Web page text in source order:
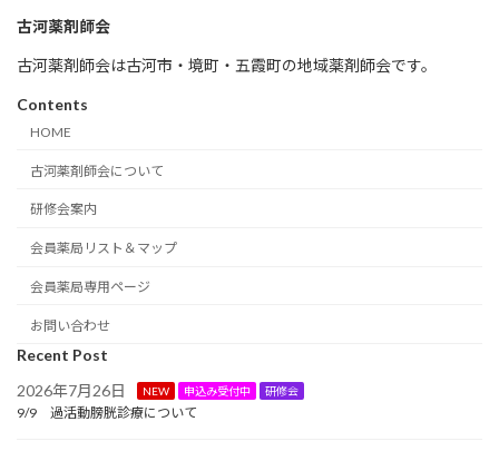
古河薬剤師会
古河薬剤師会は古河市・境町・五霞町の地域薬剤師会です。
Contents
HOME
古河薬剤師会について
研修会案内
会員薬局リスト＆マップ
会員薬局専用ページ
お問い合わせ
Recent Post
2026年7月26日
NEW 申込み受付中 研修会
9/9 過活動膀胱診療について